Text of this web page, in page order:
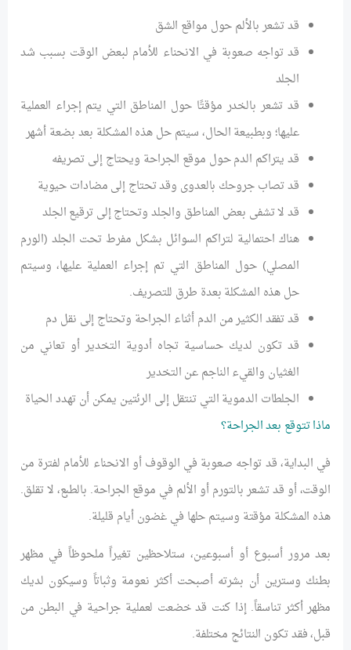
قد تشعر بالألم حول مواقع الشق
قد تواجه صعوبة في الانحناء للأمام لبعض الوقت بسبب شد
الجلد
قد تشعر بالخدر مؤقتًا حول المناطق التي يتم إجراء العملية
عليها؛ وبطبيعة الحال، سيتم حل هذه المشكلة بعد بضعة أشهر
قد يتراكم الدم حول موقع الجراحة ويحتاج إلى تصريفه
قد تصاب جروحك بالعدوى وقد تحتاج إلى مضادات حيوية
قد لا تشفى بعض المناطق والجلد وتحتاج إلى ترقيع الجلد
هناك احتمالية لتراكم السوائل بشكل مفرط تحت الجلد (الورم
المصلي) حول المناطق التي تم إجراء العملية عليها، وسيتم
حل هذه المشكلة بعدة طرق للتصريف.
قد تفقد الكثير من الدم أثناء الجراحة وتحتاج إلى نقل دم
قد تكون لديك حساسية تجاه أدوية التخدير أو تعاني من
الغثيان والقيء الناجم عن التخدير
الجلطات الدموية التي تنتقل إلى الرئتين يمكن أن تهدد الحياة
ماذا تتوقع بعد الجراحة؟
في البداية، قد تواجه صعوبة في الوقوف أو الانحناء للأمام لفترة من
الوقت، أو قد تشعر بالتورم أو الألم في موقع الجراحة. بالطبع، لا تقلق.
هذه المشكلة مؤقتة وسيتم حلها في غضون أيام قليلة.
بعد مرور أسبوع أو أسبوعين، ستلاحظين تغيراً ملحوظاً في مظهر
بطنك وسترين أن بشرته أصبحت أكثر نعومة وثباتاً وسيكون لديك
مظهر أكثر تناسقاً. إذا كنت قد خضعت لعملية جراحية في البطن من
قبل، فقد تكون النتائج مختلفة.